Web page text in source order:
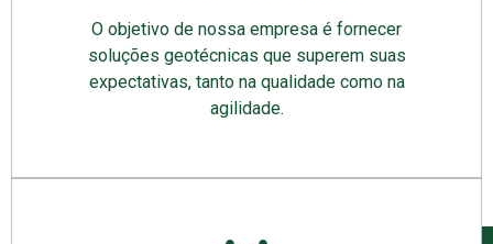
O objetivo de nossa empresa é fornecer
soluções geotécnicas que superem suas
expectativas, tanto na qualidade como na
agilidade.